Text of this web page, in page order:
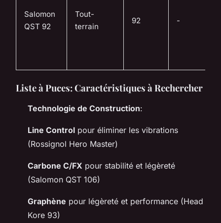
Salomon
QST 92
Tout-
terrain
92 -
Liste à Puces: Caractéristiques à Rechercher
Technologie de Construction:
Line Control pour éliminer les vibrations
(Rossignol Hero Master)
Carbone C/FX pour stabilité et légèreté
(Salomon QST 106)
Graphène pour légèreté et performance (Head
Kore 93)